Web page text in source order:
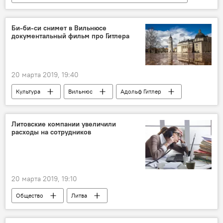
В России
В мире
Россия
события 13 января 1991 года в Вильнюсе
Литва
Юрий Мель
Би-би-си снимет в Вильнюсе
документальный фильм про Гитлера
20 марта 2019, 19:40
Культура Вильнюс
Адольф Гитлер
BBC
Литовские компании увеличили
расходы на сотрудников
20 марта 2019, 19:10
Общество Литва